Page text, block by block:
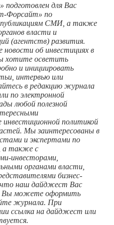
для Вас
Форсайт» по
СМИ, а также
власти и
(агентств) развития.
новости об инвестициях в
хотите осветить
и инициировать
интервью или
в редакцию журнала
по электронной
любой полезной
политикой
Мы заинтересованы в
и экспертами по
а также с
инвесторами,
органами власти,
бизнес-
наш дайджест Вас
Вы можете оформить
журнала. При
ссылка на дайджест или